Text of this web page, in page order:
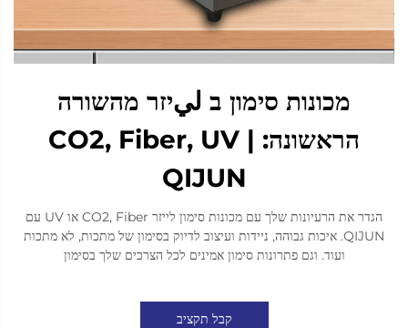
מכונות סימון ב ليיזר מהשורה
הראשונה: CO2, Fiber, UV |
QIJUN
הגדר את הרעיונות שלך עם מכונות סימון לייזר CO2, Fiber או UV עם
QIJUN. איכות גבוהה, ניידות ועיצוב לדיוק בסימון של מתכות, לא מתכות
ועוד. וגם פתרונות סימון אמינים לכל הצרכים שלך בסימון
קבל תקציב